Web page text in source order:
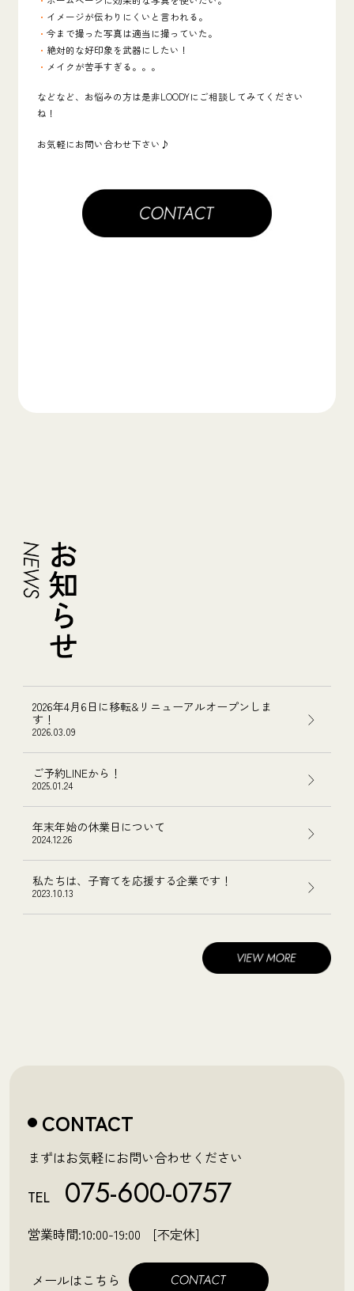
・ イメージが伝わりにくいと言われる。
・ 今まで撮った写真は適当に撮っていた。
・ 絶対的な好印象を武器にしたい！
・ メイクが苦手すぎる。。。
などなど、お悩みの方は是非LOODYにご相談してみてください
ね！
お気軽にお問い合わせ下さい♪
2026年4月6日に移転&リニューアルオープンしま
す！
2026.03.09
ご予約LINEから！
2025.01.24
年末年始の休業日について
2024.12.26
私たちは、子育てを応援する企業です！
2023.10.13
CONTACT
まずはお気軽にお問い合わせください
TEL 075-600-0757
営業時間:10:00-19:00 [不定休]
メールはこちら